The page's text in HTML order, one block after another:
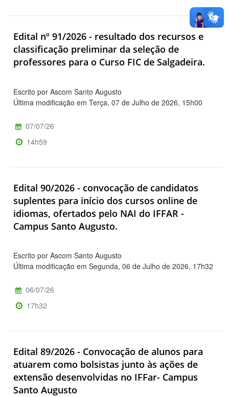
Edital nº 91/2026 - resultado dos recursos e
classificação preliminar da seleção de
professores para o Curso FIC de Salgadeira.
Escrito por Ascom Santo Augusto
Última modificação em Terça, 07 de Julho de 2026, 15h00
07/07/26
14h59
Edital 90/2026 - convocação de candidatos
suplentes para início dos cursos online de
idiomas, ofertados pelo NAI do IFFAR -
Campus Santo Augusto.
Escrito por Ascom Santo Augusto
Última modificação em Segunda, 06 de Julho de 2026, 17h32
06/07/26
17h32
Edital 89/2026 - Convocação de alunos para
atuarem como bolsistas junto às ações de
extensão desenvolvidas no IFFar- Campus
Santo Augusto